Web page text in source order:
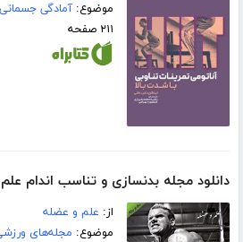
موضوع:آمادگی جسمانی
۲۱۱ صفحه
دانلود مجله بدنسازی و تناسب اندام علم
از: علم و عضله
موضوع: مجله‌های